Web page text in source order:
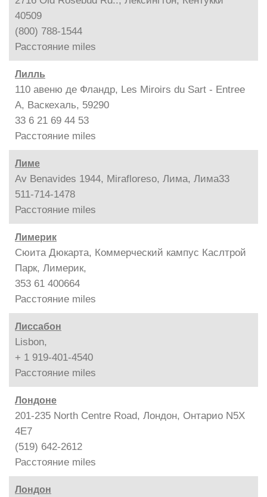
40509
(800) 788-1544
Расстояние miles
Лилль
110 авеню де Фландр, Les Miroirs du Sart - Entree
A, Васкехаль, 59290
33 6 21 69 44 53
Расстояние miles
Лиме
Av Benavides 1944, Mirafloreso, Лима, Лима33
511-714-1478
Расстояние miles
Лимерик
Сюита Дюкарта, Коммерческий кампус Каслтрой
Парк, Лимерик,
353 61 400664
Расстояние miles
Лиссабон
Lisbon,
+ 1 919-401-4540
Расстояние miles
Лондоне
201-235 North Centre Road, Лондон, Онтарио N5X
4E7
(519) 642-2612
Расстояние miles
Лондон